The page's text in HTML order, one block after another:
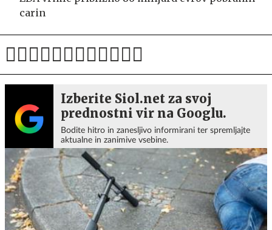
carin
Izberite Siol.net za svoj
prednostni vir na Googlu.
Bodite hitro in zanesljivo informirani ter spremljajte
aktualne in zanimive vsebine.